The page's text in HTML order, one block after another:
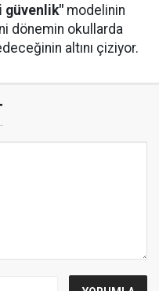
güvenlik" modelinin
dönemin okullarda
altını çiziyor.